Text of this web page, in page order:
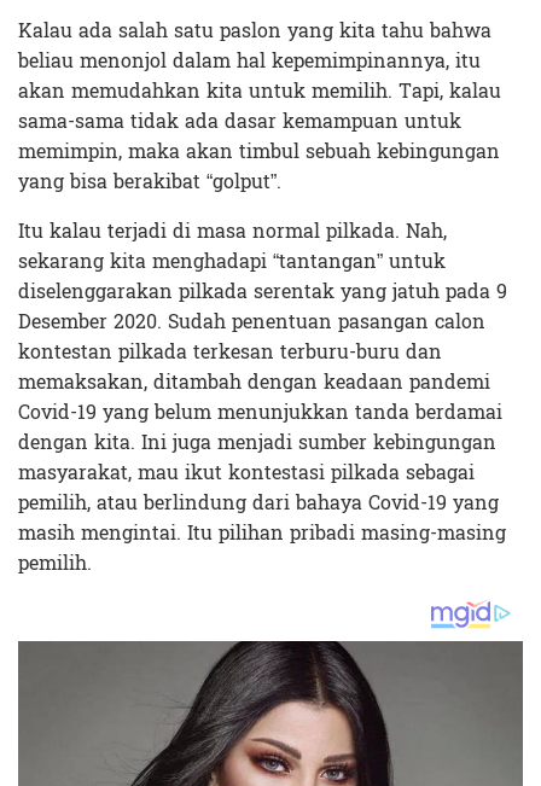
Kalau ada salah satu paslon yang kita tahu bahwa
beliau menonjol dalam hal kepemimpinannya, itu
akan memudahkan kita untuk memilih. Tapi, kalau
sama-sama tidak ada dasar kemampuan untuk
memimpin, maka akan timbul sebuah kebingungan
yang bisa berakibat “golput”.
Itu kalau terjadi di masa normal pilkada. Nah,
sekarang kita menghadapi “tantangan” untuk
diselenggarakan pilkada serentak yang jatuh pada 9
Desember 2020. Sudah penentuan pasangan calon
kontestan pilkada terkesan terburu-buru dan
memaksakan, ditambah dengan keadaan pandemi
Covid-19 yang belum menunjukkan tanda berdamai
dengan kita. Ini juga menjadi sumber kebingungan
masyarakat, mau ikut kontestasi pilkada sebagai
pemilih, atau berlindung dari bahaya Covid-19 yang
masih mengintai. Itu pilihan pribadi masing-masing
pemilih.